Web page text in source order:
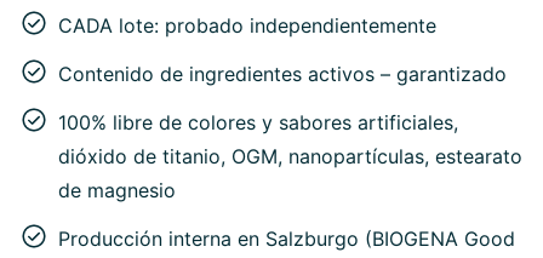
CADA lote: probado independientemente
Contenido de ingredientes activos – garantizado
100% libre de colores y sabores artificiales,
dióxido de titanio, OGM, nanopartículas, estearato
de magnesio
Producción interna en Salzburgo (BIOGENA Good